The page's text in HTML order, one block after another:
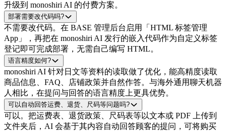
升级到 monoshiri AI 的付费方案。
部署需要改代码吗?
不需要改代码。在 BASE 管理后台启用「HTML 标签管理
App」，再把在 monoshiri AI 发行的嵌入代码作为自定义标签
登记即可完成部署，无需自己编写 HTML。
语言精度如何?
monoshiri AI 针对日文等资料的读取做了优化，能高精度读取
商品信息、FAQ、店铺政策并自然作答。与海外通用聊天机器
人相比，在提问与回答的语言精度上更具优势。
可以自动回答运费、退货、尺码等问题吗?
可以。把运费表、退货政策、尺码表等以文本或 PDF 上传到
文件夹后，AI 会基于其内容自动回答顾客的提问，可将购买